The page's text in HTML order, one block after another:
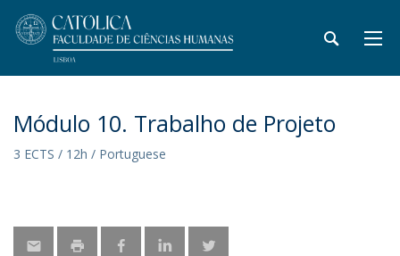
Módulo 10. Trabalho de Projeto
3 ECTS / 12h / Portuguese